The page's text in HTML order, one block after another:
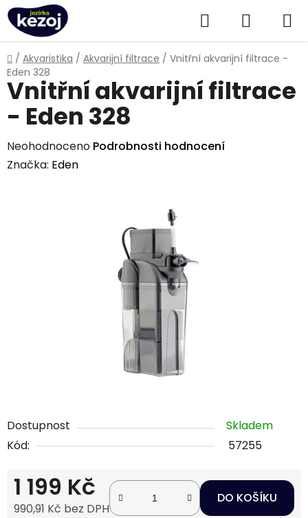
Přejít
na
obsah
Hledat
KOŠÍK
Domů
/ Akvaristika / Akvarijní filtrace / Vnitřní akvarijní filtrace -
Eden 328
Dostupnost
Skladem
Kód:
57255
1 199 Kč
990,91 Kč bez DPH
DO KOŠÍKU
Vnitřní akvarijní filtrace
- Eden 328
Průměrné
hodnocení
Neohodnoceno Podrobnosti hodnocení
Značka: Eden